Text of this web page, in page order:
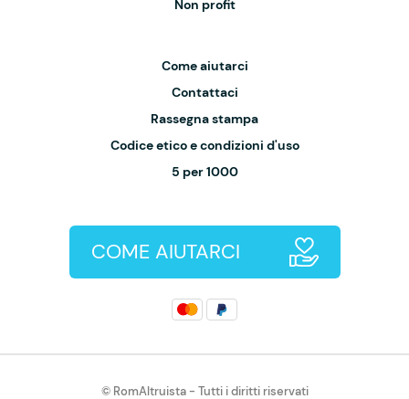
Non profit
Come aiutarci
Contattaci
Rassegna stampa
Codice etico e condizioni d'uso
5 per 1000
COME AIUTARCI
© RomAltruista - Tutti i diritti riservati